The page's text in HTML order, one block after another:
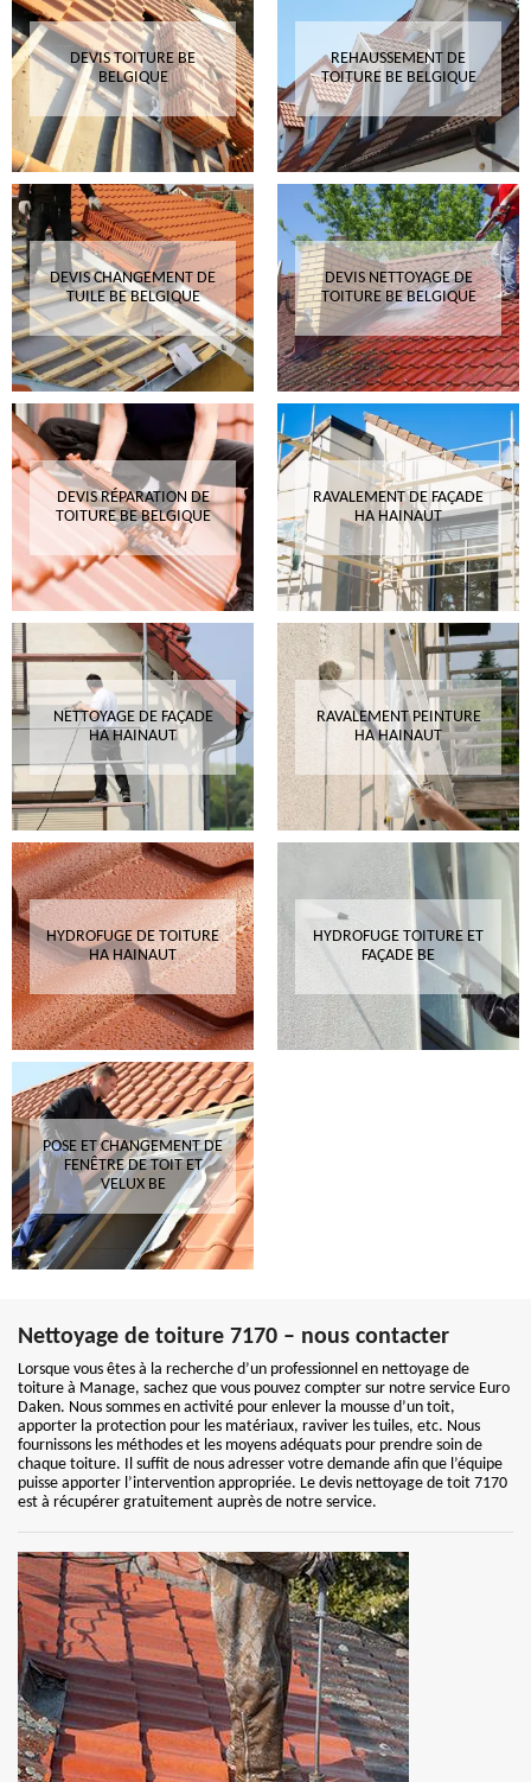
DEVIS TOITURE BE
BELGIQUE
REHAUSSEMENT DE
TOITURE BE BELGIQUE
DEVIS CHANGEMENT DE
TUILE BE BELGIQUE
DEVIS NETTOYAGE DE
TOITURE BE BELGIQUE
DEVIS RÉPARATION DE
TOITURE BE BELGIQUE
RAVALEMENT DE FAÇADE
HA HAINAUT
NETTOYAGE DE FAÇADE
HA HAINAUT
RAVALEMENT PEINTURE
HA HAINAUT
HYDROFUGE DE TOITURE
HA HAINAUT
HYDROFUGE TOITURE ET
FAÇADE BE
POSE ET CHANGEMENT DE
FENÊTRE DE TOIT ET
VELUX BE
Nettoyage de toiture 7170 – nous contacter
Lorsque vous êtes à la recherche d’un professionnel en nettoyage de
toiture à Manage, sachez que vous pouvez compter sur notre service Euro
Daken. Nous sommes en activité pour enlever la mousse d’un toit,
apporter la protection pour les matériaux, raviver les tuiles, etc. Nous
fournissons les méthodes et les moyens adéquats pour prendre soin de
chaque toiture. Il suffit de nous adresser votre demande afin que l’équipe
puisse apporter l’intervention appropriée. Le devis nettoyage de toit 7170
est à récupérer gratuitement auprès de notre service.